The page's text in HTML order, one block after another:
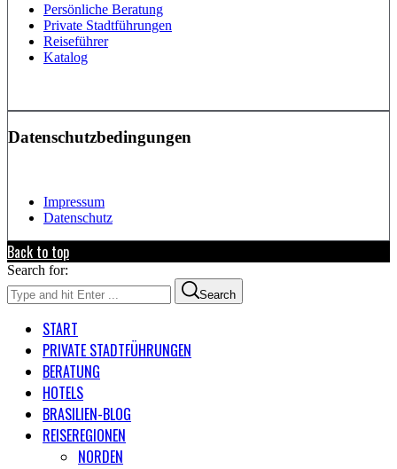
Persönliche Beratung
Private Stadtführungen
Reiseführer
Katalog
Datenschutzbedingungen
Impressum
Datenschutz
Back to top
Search for:
Search
START
PRIVATE STADTFÜHRUNGEN
BERATUNG
HOTELS
BRASILIEN-BLOG
REISEREGIONEN
NORDEN